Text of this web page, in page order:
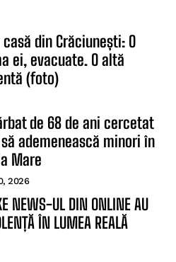
din Crăciunești: O
ei, evacuate. O altă
(foto)
de 68 de ani cercetat
ademenească minori în
Mare
2026
NEWS-UL DIN ONLINE AU
ÎN LUMEA REALĂ